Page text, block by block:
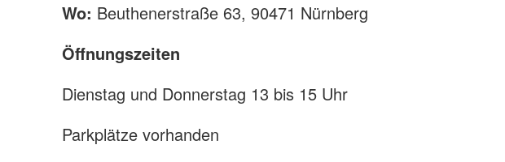
Wo: Beuthenerstraße 63, 90471 Nürnberg
Öffnungszeiten
Dienstag und Donnerstag 13 bis 15 Uhr
Parkplätze vorhanden